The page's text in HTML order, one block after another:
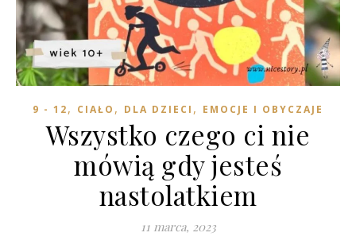
9 - 12, CIAŁO , DLA DZIECI , EMOCJE I OBYCZAJE
Wszystko czego ci nie
mówią gdy jesteś
nastolatkiem
11 marca, 2023